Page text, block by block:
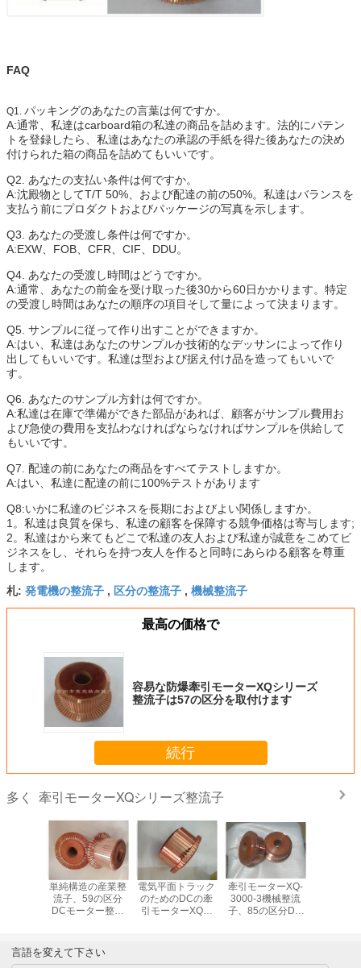
FAQ
Q1. パッキングのあなたの言葉は何ですか。
A:通常、私達はcarboard箱の私達の商品を詰めます。法的にパテン
トを登録したら、私達はあなたの承認の手紙を得た後あなたの決め
付けられた箱の商品を詰めてもいいです。
Q2. あなたの支払い条件は何ですか。
A:沈殿物としてT/T 50%、および配達の前の50%。私達はバランスを
支払う前にプロダクトおよびパッケージの写真を示します。
Q3. あなたの受渡し条件は何ですか。
A:EXW、FOB、CFR、CIF、DDU。
Q4. あなたの受渡し時間はどうですか。
A:通常、あなたの前金を受け取った後30から60日かかります。特定
の受渡し時間はあなたの順序の項目そして量によって決まります。
Q5. サンプルに従って作り出すことができますか。
A:はい、私達はあなたのサンプルか技術的なデッサンによって作り
出してもいいです。私達は型および据え付け品を造ってもいいで
す。
Q6. あなたのサンプル方針は何ですか。
A:私達は在庫で準備ができた部品があれば、顧客がサンプル費用お
よび急使の費用を支払わなければならなければサンプルを供給して
もいいです。
Q7. 配達の前にあなたの商品をすべてテストしますか。
A:はい、私達に配達の前に100%テストがあります
Q8:いかに私達のビジネスを長期におよびよい関係しますか。
1。私達は良質を保ち、私達の顧客を保障する競争価格は寄与します;
2。私達はから来てもどこで私達の友人および私達が誠意をこめてビ
ジネスをし、それらを持つ友人を作ると同時にあらゆる顧客を尊重
します。
札: 発電機の整流子 , 区分の整流子 , 機械整流子
最高の価格で
容易な防爆牽引モーターXQシリーズ
整流子は57の区分を取付けます
続行
多く 牽引モーターXQシリーズ整流子
単純構造の産業整
流子、59の区分
DCモーター整流
電気平面トラック
のためのDCの牽
引モーターXQシ
牽引モーターXQ-
3000-3機械整流
子、85の区分DC
言語を変えて下さい